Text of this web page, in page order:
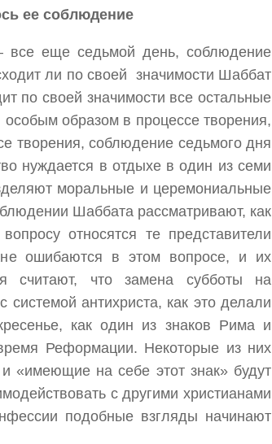
ее соблюдение
все еще седьмой день, соблюдение
ли по своей значимости Шаббат
по своей значимости все остальные
образом в процессе творения,
творения, соблюдение седьмого дня
нуждается в отдыхе в один из семи
моральные и церемониальные
Шаббата рассматривают, как
относятся те представители
ошибаются в этом вопросе, и их
считают, что замена субботы на
антихриста, как это делали
как один из знаков Рима и
Реформации. Некоторые из них
«имеющие на себе этот знак» будут
с другими христианами
подобные взгляды начинают